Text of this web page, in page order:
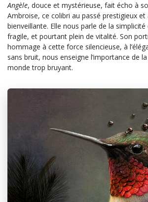
Angèle, douce et mystérieuse, fait écho à
Ambroise, ce colibri au passé prestigieux et
bienveillante. Elle nous parle de la simplicité
fragile, et pourtant plein de vitalité. Son
hommage à cette force silencieuse, à
sans bruit, nous enseigne l’importance de
monde trop bruyant.